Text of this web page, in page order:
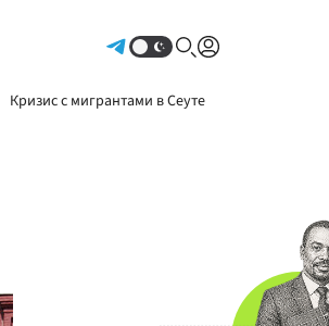
Кризис с мигрантами в Сеуте